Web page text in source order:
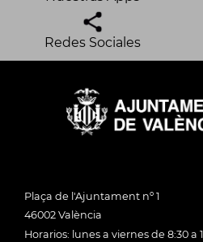
Redes Sociales
Plaça de l'Ajuntament nº 1
46002 València
Horarios: lunes a viernes de 8:30 a